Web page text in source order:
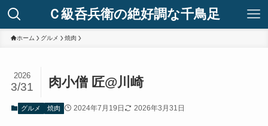
Ｃ級呑兵衛の絶好調な千鳥足
ホーム グルメ 焼肉
肉小僧 匠@川崎
2026
3/31
グルメ 焼肉 2024年7月19日 2026年3月31日